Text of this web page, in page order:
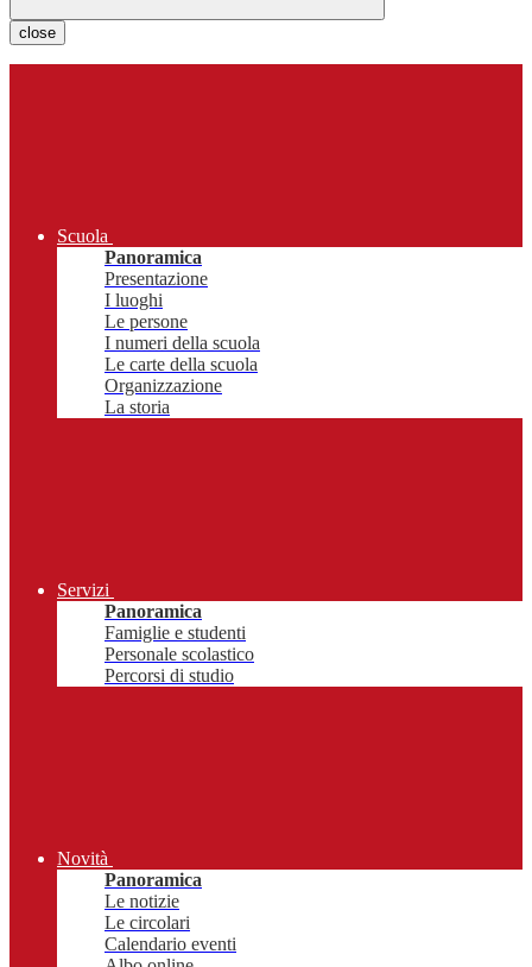
close
Scuola
Panoramica
Presentazione
I luoghi
Le persone
I numeri della scuola
Le carte della scuola
Organizzazione
La storia
Servizi
Panoramica
Famiglie e studenti
Personale scolastico
Percorsi di studio
Novità
Panoramica
Le notizie
Le circolari
Calendario eventi